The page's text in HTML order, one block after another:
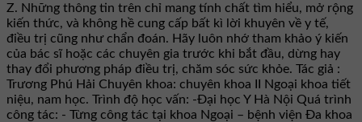
Z. Những thông tin trên chỉ mang tính chất tìm hiểu, mở rộng
kiến thức, và không hề cung cấp bất kì lời khuyên về y tế,
điều trị cũng như chẩn đoán. Hãy luôn nhớ tham khảo ý kiến
của bác sĩ hoặc các chuyên gia trước khi bắt đầu, dừng hay
thay đổi phương pháp điều trị, chăm sóc sức khỏe. Tác giả :
Trương Phú Hải Chuyên khoa: chuyên khoa II Ngoại khoa tiết
niệu, nam học. Trình độ học vấn: -Đại học Y Hà Nội Quá trình
công tác: - Từng công tác tại khoa Ngoại – bệnh viện Đa khoa